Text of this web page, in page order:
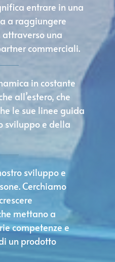
entrare in una
a raggiungere
una
commerciali.
in costante
all’estero, che
le sue linee guida
sviluppo e della
sviluppo e
Cerchiamo
mettano a
competenze e
un prodotto